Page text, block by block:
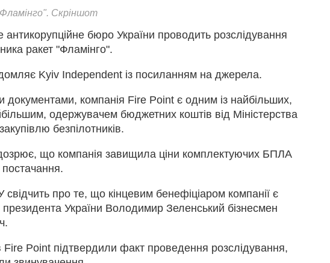
Скріншот
антикорупційне бюро України проводить розслідування
ракет "Фламінго".
Kyiv Independent із посиланням на джерела.
документами, компанія Fire Point є одним із найбільших,
одержувачем бюджетних коштів від Міністерства
безпілотників.
що компанія завищила ціни комплектуючих БПЛА
постачання.
про те, що кінцевим бенефіціаром компанії є
президента України Володимир Зеленський бізнесмен
Point підтвердили факт проведення розслідування,